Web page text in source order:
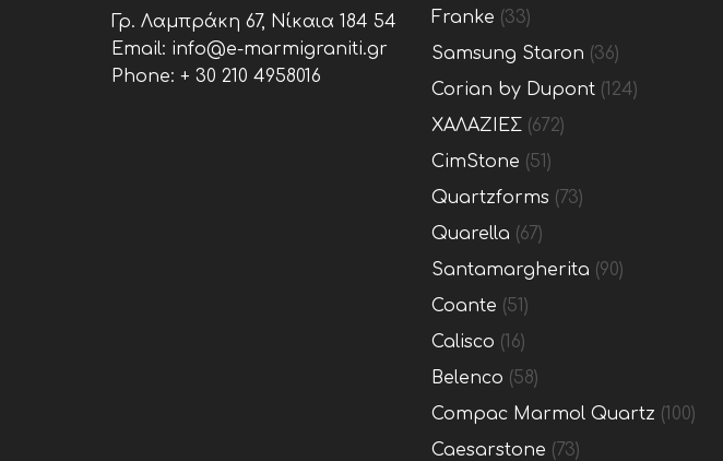
Γρ. Λαμπράκη 67, Νίκαια 184 54
Email: info@e-marmigraniti.gr
Phone: + 30 210 4958016
Franke (33)
Samsung Staron (36)
Corian by Dupont (124)
ΧΑΛΑΖΙΕΣ (672)
CimStone (51)
Quartzforms (73)
Quarella (67)
Santamargherita (90)
Coante (51)
Calisco (16)
Belenco (58)
Compac Marmol Quartz (100)
Caesarstone (73)